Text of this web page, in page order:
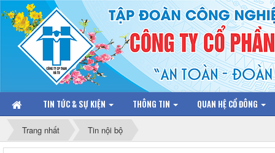
TIN TỨC & SỰ KIỆN THÔNG TIN QUAN HỆ CỔ ĐÔNG
Trang nhất Tin nội bộ